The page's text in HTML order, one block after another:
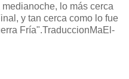
lo más cerca
y tan cerca como lo fue
Fría".TraduccionMaEl-